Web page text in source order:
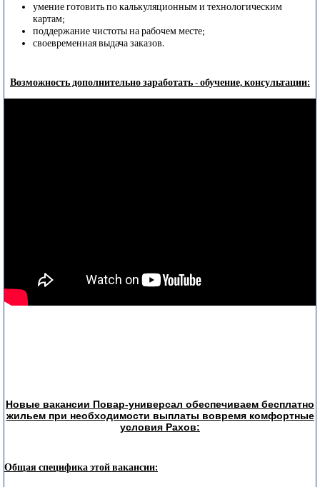
умение готовить по калькуляционным и технологическим
картам;
поддержание чистоты на рабочем месте;
своевременная выдача заказов.
Возможность дополнительно заработать - обучение, консультации:
Новые вакансии Повар-универсал обеспечиваем бесплатно
жильем при необходимости выплаты вовремя комфортные
условия Рахов:
Общая специфика этой вакансии: